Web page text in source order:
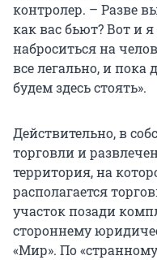
контролер. – Разве
как вас бьют? Вот и
наброситься на
все легально, и
будем здесь стоять».
Действительно, в
торговли и
территория, на
располагается
участок позади
стороннему
«Мир». По